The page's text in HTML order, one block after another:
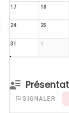
17 18
24 25
31 1
SIGNALER